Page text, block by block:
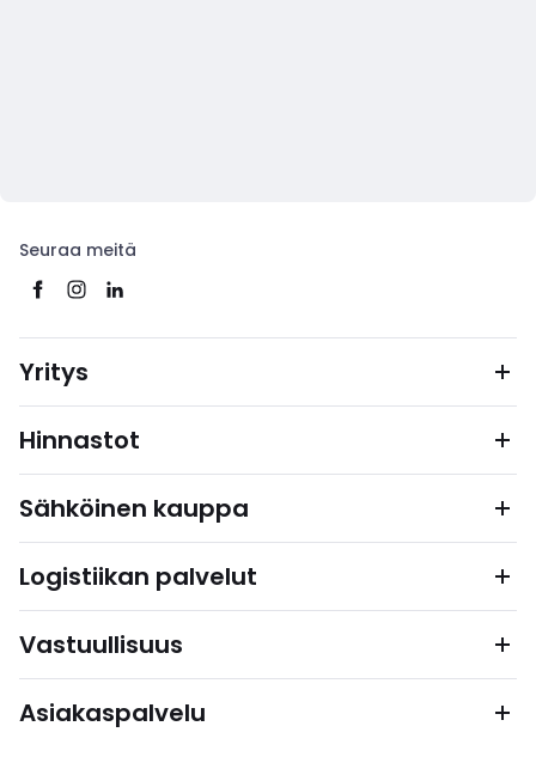
Seuraa meitä
Yritys
Hinnastot
Sähköinen kauppa
Logistiikan palvelut
Vastuullisuus
Asiakaspalvelu